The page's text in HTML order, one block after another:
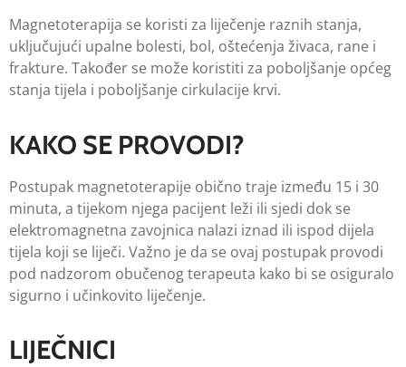
Magnetoterapija se koristi za liječenje raznih stanja,
uključujući upalne bolesti, bol, oštećenja živaca, rane i
frakture. Također se može koristiti za poboljšanje općeg
stanja tijela i poboljšanje cirkulacije krvi.
KAKO SE PROVODI?
Postupak magnetoterapije obično traje između 15 i 30
minuta, a tijekom njega pacijent leži ili sjedi dok se
elektromagnetna zavojnica nalazi iznad ili ispod dijela
tijela koji se liječi. Važno je da se ovaj postupak provodi
pod nadzorom obučenog terapeuta kako bi se osiguralo
sigurno i učinkovito liječenje.
LIJEČNICI